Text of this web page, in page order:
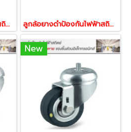
ลูกล้อยางดำป้องกันไฟฟ้าสถิตย์ ลูกล้อESD แป้นบรก ล้อสื่อไฟฟ้า ล้อลดไฟฟ้าสถิตย์ รับน้ำหนักได้ 40-150 กก.TENTE 17450,17467,17474,17481 ลูกล้อยางดำป้องกันไฟฟ้าสถิตย์ ลูกล้อESD รูหมุน ล้อสื่อไฟฟ้า ล้อลดไฟฟ้าสถิตย์ รับน้ำหนักได้ 40-150 กก.TENTE 17634,17641,17658,17665
New